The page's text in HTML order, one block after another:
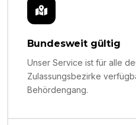
Bundesweit gültig
Unser Service ist für alle
Zulassungsbezirke
Behördengang.